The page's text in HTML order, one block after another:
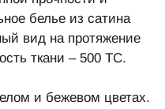
белье из сатина
вид на протяжение
ткани – 500 ТС.
и бежевом цветах.